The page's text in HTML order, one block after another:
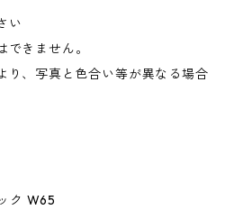
い
できません。
り、写真と色合い等が異なる場合
ク W65